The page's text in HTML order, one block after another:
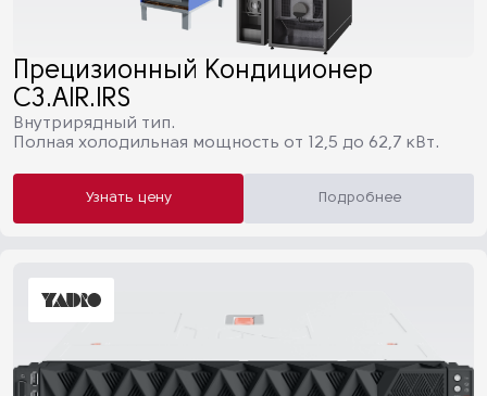
Прецизионный Кондиционер
C3.AIR.IRS
Внутрирядный тип.
Полная холодильная мощность от 12,5 до 62,7 кВт.
Узнать цену Подробнее